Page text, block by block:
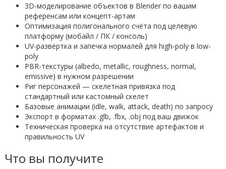
3D-моделирование объектов в Blender по вашим
референсам или концепт-артам
Оптимизация полигонального счёта под целевую
платформу (мобайл / ПК / консоль)
UV-развёртка и запечка нормалей для high-poly в low-
poly
PBR-текстуры (albedo, metallic, roughness, normal,
emissive) в нужном разрешении
Риг персонажей — скелетная привязка под
стандартный или кастомный скелет
Базовые анимации (idle, walk, attack, death) по запросу
Экспорт в форматах .glb, .fbx, .obj под ваш движок
Техническая проверка на отсутствие артефактов и
правильность UV
Что вы получите